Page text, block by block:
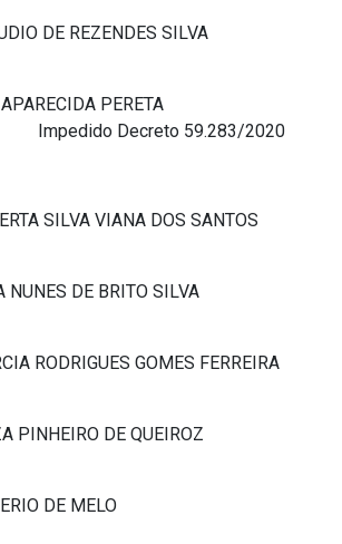
REZENDES SILVA
PERETA
Impedido Decreto 59.283/2020
VIANA DOS SANTOS
DE BRITO SILVA
GOMES FERREIRA
DE QUEIROZ
DE MELO